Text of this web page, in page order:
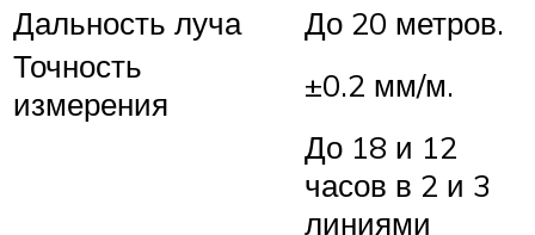
Дальность луча
До 20 метров.
Точность
измерения
±0.2 мм/м.
До 18 и 12
часов в 2 и 3
линиями